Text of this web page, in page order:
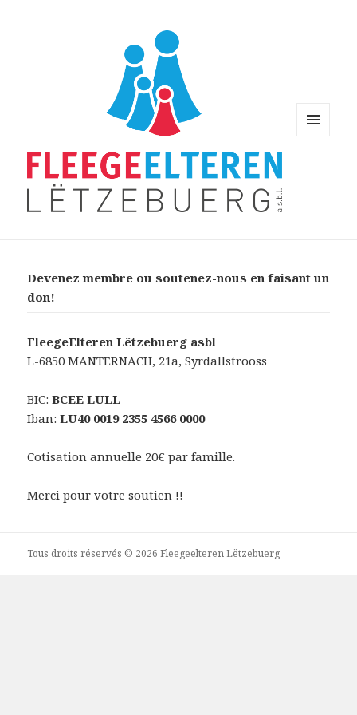
Devenez membre ou soutenez-nous en faisant un
don!
FleegeElteren Lëtzebuerg asbl
L-6850 MANTERNACH, 21a, Syrdallstrooss
BIC:BCEE LULL
Iban:LU40 0019 2355 4566 0000
Cotisation annuelle 20€ par famille.
Merci pour votre soutien !!
Tous droits réservés © 2026 Fleegeelteren Lëtzebuerg